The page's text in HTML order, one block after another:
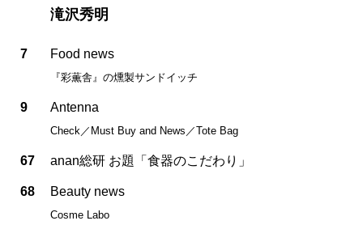
滝沢秀明
7 Food news
『彩薫舎』の燻製サンドイッチ
9 Antenna
Check／Must Buy and News／Tote Bag
67 anan総研 お題「食器のこだわり」
68 Beauty news
Cosme Labo